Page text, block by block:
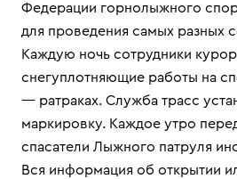
Федерации горнолыжного
для проведения самых разных
Каждую ночь сотрудники
снегуплотняющие работы на
— ратраках. Служба трасс
маркировку. Каждое утро
спасатели Лыжного патруля
Вся информация об открытии